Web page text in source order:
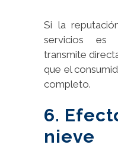
Si la
servicios es
transmite
que el
completo.
6.
nieve